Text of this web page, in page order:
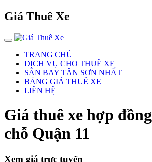
Giá Thuê Xe
TRANG CHỦ
DỊCH VỤ CHO THUÊ XE
SÂN BAY TÂN SƠN NHẤT
BẢNG GIÁ THUÊ XE
LIÊN HỆ
Giá thuê xe hợp
chỗ Quận 11
Xem giá trực tuyến